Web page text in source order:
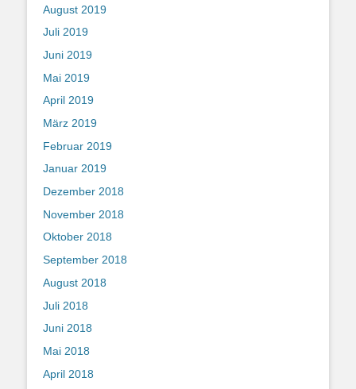
August 2019
Juli 2019
Juni 2019
Mai 2019
April 2019
März 2019
Februar 2019
Januar 2019
Dezember 2018
November 2018
Oktober 2018
September 2018
August 2018
Juli 2018
Juni 2018
Mai 2018
April 2018